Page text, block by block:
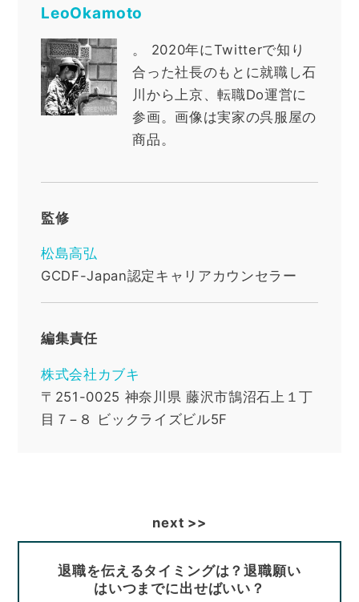
LeoOkamoto
。 2020年にTwitterで知り
合った社長のもとに就職し石
川から上京、転職Do運営に
参画。画像は実家の呉服屋の
商品。
監修
松島高弘
GCDF-Japan認定キャリアカウンセラー
編集責任
株式会社カブキ
〒251-0025 神奈川県 藤沢市鵠沼石上１丁
目７−８ ビックライズビル5F
退職を伝えるタイミングは？退職願い
はいつまでに出せばいい？